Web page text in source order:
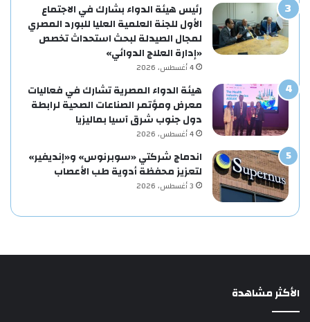
رئيس هيئة الدواء بشارك في الاجتماع
الأول للجنة العلمية العليا للبورد المصري
لمجال الصيدلة لبحث استحداث تخصص
«إدارة العلاج الدوائي»
4 أغسطس، 2026
هيئة الدواء المصرية تشارك في فعاليات
معرض ومؤتمر الصناعات الصحية لرابطة
دول جنوب شرق آسيا بماليزيا
4 أغسطس، 2026
اندماج شركتي «سوبرنوس» و«إنديفير»
لتعزيز محفظة أدوية طب الأعصاب
3 أغسطس، 2026
الأكثر مشاهدة